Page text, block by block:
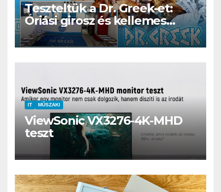
Teszteltük a Dr. Greek-et:
Óriási girosz és kellemes
kerthelyiség Csepel szívében
IT MŰSZAKI
ViewSonic VX3276-4K-MHD
teszt